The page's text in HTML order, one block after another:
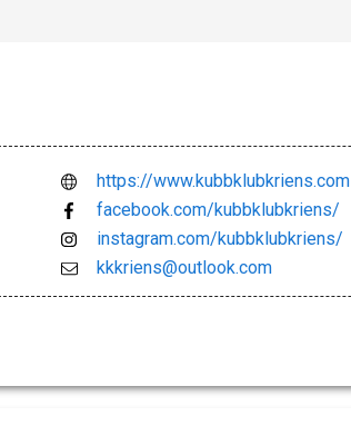
https://www.kubbklubkriens.com
facebook.com/kubbklubkriens/
instagram.com/kubbklubkriens/
kkkriens@outlook.com